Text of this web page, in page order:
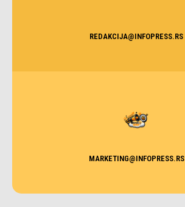
REDAKCIJA@INFOPRESS.RS
MARKETING@INFOPRESS.RS